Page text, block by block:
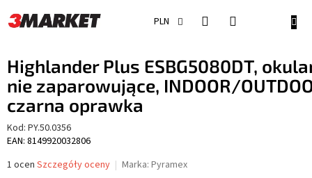
do
treści
PLN
Highlander Plus ESBG5080DT,
nie zaparowujące, INDOOR/
czarna oprawka
Kod: PY.50.0356
EAN: 8149920032806
Średnia
1 ocen Szczegóły oceny Marka: Pyramex